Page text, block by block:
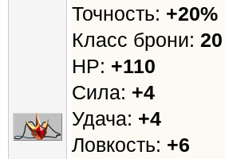
Точность: +20%
Класс брони: 20
HP: +110
Сила: +4
Удача: +4
Ловкость: +6